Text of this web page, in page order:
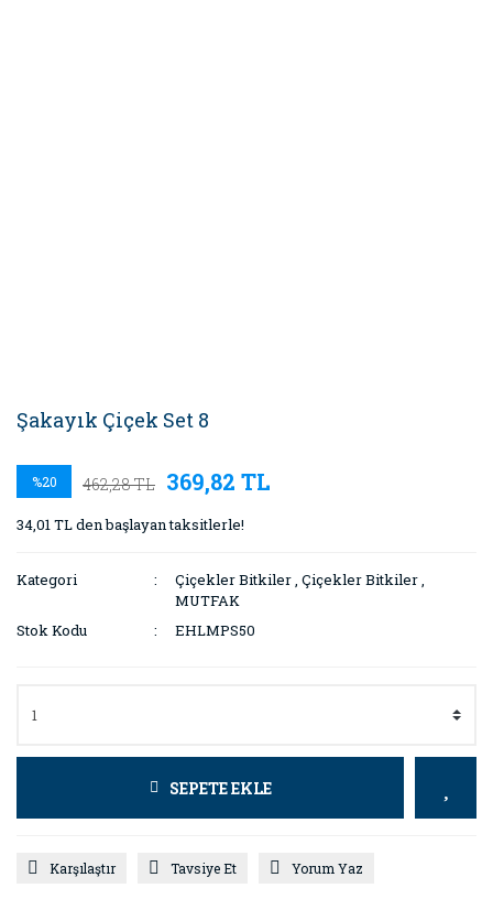
Şakayık Çiçek Set 8
%20 462,28 TL 369,82 TL
34,01 TL den başlayan taksitlerle!
Kategori Çiçekler Bitkiler,Çiçekler Bitkiler,
MUTFAK
Stok Kodu
EHLMPS50
SEPETE EKLE
Karşılaştır Tavsiye Et Yorum Yaz